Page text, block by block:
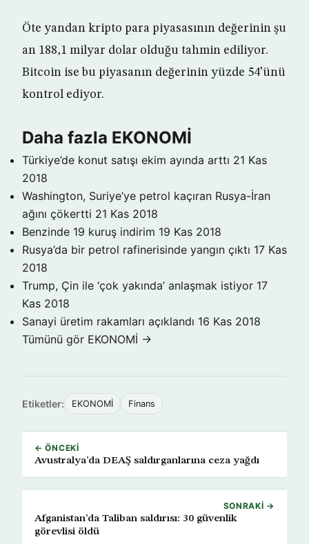
Öte yandan kripto para piyasasının değerinin şu
an 188,1 milyar dolar olduğu tahmin ediliyor.
Bitcoin ise bu piyasanın değerinin yüzde 54’ünü
kontrol ediyor.
Daha fazla EKONOMİ
Türkiye’de konut satışı ekim ayında arttı 21 Kas
2018
Washington, Suriye’ye petrol kaçıran Rusya-İran
ağını çökertti 21 Kas 2018
Benzinde 19 kuruş indirim 19 Kas 2018
Rusya’da bir petrol rafinerisinde yangın çıktı 17 Kas
2018
Trump, Çin ile ‘çok yakında’ anlaşmak istiyor 17
Kas 2018
Sanayi üretim rakamları açıklandı 16 Kas 2018
Tümünü gör EKONOMİ →
Etiketler: EKONOMİ Finans
← ÖNCEKI
Avustralya’da DEAŞ saldırganlarına ceza yağdı
SONRAKI →
Afganistan’da Taliban saldırısı: 30 güvenlik
görevlisi öldü